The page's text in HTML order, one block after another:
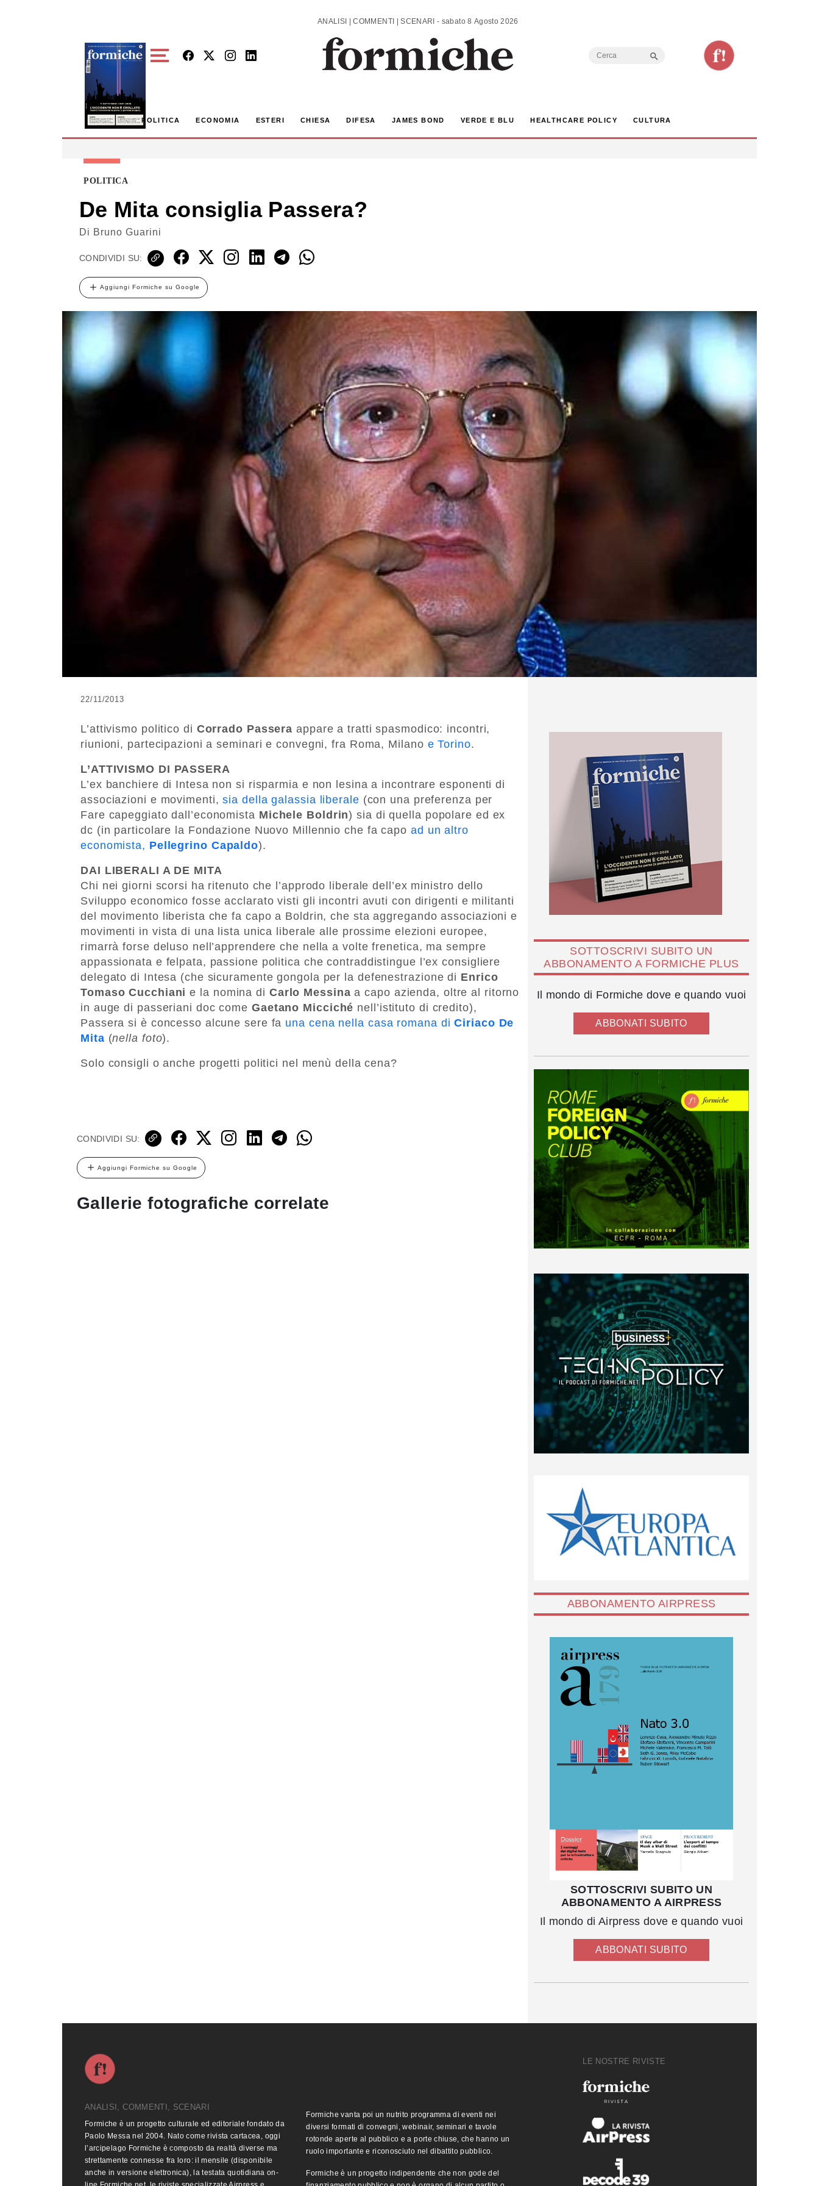
ANALISI | COMMENTI | SCENARI - sabato 8 Agosto 2026
Search
POLITICA ECONOMIA ESTERI CHIESA DIFESA JAMES BOND VERDE E BLU HEALTHCARE POLICY CULTURA
POLITICA
De Mita consiglia Passera?
Di Bruno Guarini
CONDIVIDI SU:
Aggiungi Formiche su Google
22/11/2013
L’attivismo politico di Corrado Passera appare a tratti spasmodico: incontri,
riunioni, partecipazioni a seminari e convegni, fra Roma, Milano e Torino.
L’ATTIVISMO DI PASSERA
L’ex banchiere di Intesa non si risparmia e non lesina a incontrare esponenti di
associazioni e movimenti,sia della galassia liberale (con una preferenza per
Fare capeggiato dall’economista Michele Boldrin) sia di quella popolare ed ex
dc (in particolare la Fondazione Nuovo Millennio che fa capo ad un altro
economista, Pellegrino Capaldo).
DAI LIBERALI A DE MITA
Chi nei giorni scorsi ha ritenuto che l’approdo liberale dell’ex ministro dello
Sviluppo economico fosse acclarato visti gli incontri avuti con dirigenti e militanti
del movimento liberista che fa capo a Boldrin, che sta aggregando associazioni e
movimenti in vista di una lista unica liberale alle prossime elezioni europee,
rimarrà forse deluso nell’apprendere che nella a volte frenetica, ma sempre
appassionata e felpata, passione politica che contraddistingue l’ex consigliere
delegato di Intesa (che sicuramente gongola per la defenestrazione di Enrico
Tomaso Cucchiani e la nomina di Carlo Messina a capo azienda, oltre al ritorno
in auge di passeriani doc come Gaetano Micciché nell’istituto di credito),
Passera si è concesso alcune sere fa una cena nella casa romana diCiriaco De
Mita (nella foto).
Solo consigli o anche progetti politici nel menù della cena?
CONDIVIDI SU:
Aggiungi Formiche su Google
Gallerie fotografiche correlate
SOTTOSCRIVI SUBITO UN
ABBONAMENTO A FORMICHE PLUS
Il mondo di Formiche dove e quando vuoi
ABBONATI SUBITO
ABBONAMENTO AIRPRESS
SOTTOSCRIVI SUBITO UN
ABBONAMENTO A AIRPRESS
Il mondo di Airpress dove e quando vuoi
ABBONATI SUBITO
ANALISI, COMMENTI, SCENARI
Formiche è un progetto culturale ed editoriale fondato da
Paolo Messa nel 2004. Nato come rivista cartacea, oggi
l’arcipelago Formiche è composto da realtà diverse ma
strettamente connesse fra loro: il mensile (disponibile
anche in versione elettronica), la testata quotidiana on-
Formiche vanta poi un nutrito programma di eventi nei
diversi formati di convegni, webinair, seminari e tavole
rotonde aperte al pubblico e a porte chiuse, che hanno un
ruolo importante e riconosciuto nel dibattito pubblico.
Formiche è un progetto indipendente che non gode del
LE NOSTRE RIVISTE